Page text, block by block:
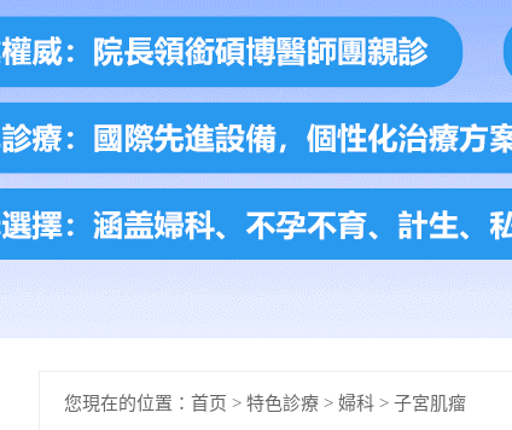
您現在的位置： 首页 > 特色診療 > 婦科 > 子宮肌瘤